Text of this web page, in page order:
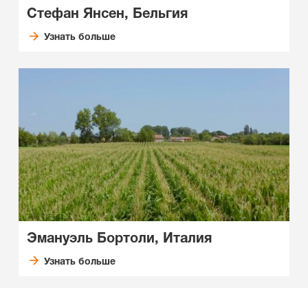
Стефан Янсен, Бельгия
Узнать больше
Эмануэль Бортоли, Италия
Узнать больше